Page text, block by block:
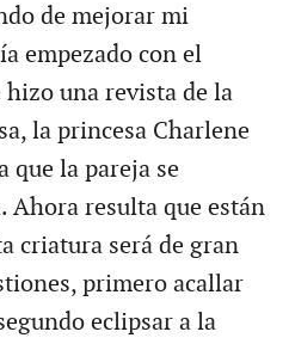
de mejorar mi
empezado con el
una revista de la
la princesa Charlene
que la pareja se
Ahora resulta que están
criatura será de gran
primero acallar
eclipsar a la